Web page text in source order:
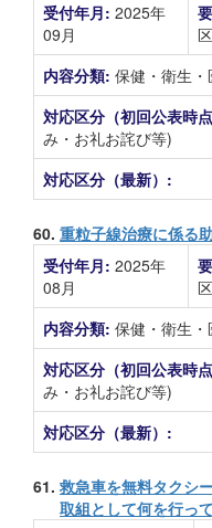
受付年月: 2025年
09月
区
内容分類: 保健・衛生
対応区分（初回公表時
み・お礼お詫び等)
対応区分（最新）:
60. 重粒子線治療に係る
受付年月: 2025年
08月
区
内容分類: 保健・衛生
対応区分（初回公表時
み・お礼お詫び等)
対応区分（最新）:
61. 救急車を無料タクシ
取組として何を行っ